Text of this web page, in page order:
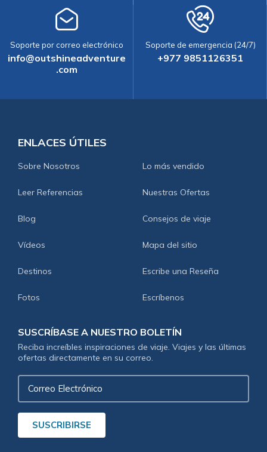
Soporte por correo electrónico
info@outshineadventure
.com
Soporte de emergencia (24/7)
+977 9851126351
ENLACES ÚTILES
Sobre Nosotros Lo más vendido
Leer Referencias Nuestras Ofertas
Blog Consejos de viaje
Vídeos Mapa del sitio
Destinos Escribe una Reseña
Fotos Escríbenos
SUSCRÍBASE A NUESTRO BOLETÍN
Reciba increíbles inspiraciones de viaje. Viajes y las últimas
ofertas directamente en su correo.
Correo
Electrónico
SUSCRIBIRSE